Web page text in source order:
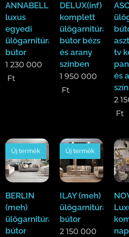
ANNABELLE(ode)
luxus
egyedi
ülőgarnitúra
bútor
1 230 000
Ft
DELUX(inf)
komplett
ülőgarnitúra
bútor bézs
és arany
színben
1 950 000
Ft
tv
és
2
Ft
BERLIN
(meh)
ülőgarnitúra
bútor
Új termék
ILAY (meh)
ülőgarnitúra
bútor
Új termék
2 150 000